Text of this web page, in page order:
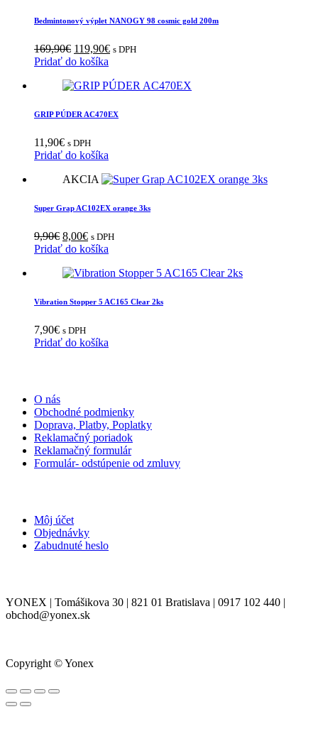
Bedmintonový výplet NANOGY 98 cosmic gold 200m
169,90€ Pôvodná
cena
169,90€.
119,90€Aktuálna
119,90€.
s DPH
Pridať do košíka
GRIP PÚDER AC470EX
11,90€ s DPH
Pridať do košíka
AKCIA
Super Grap AC102EX orange 3ks
9,90€ Pôvodná
cena
9,90€.
8,00€Aktuálna
cena
8,00€.
s DPH
Pridať do košíka
Vibration Stopper 5 AC165 Clear 2ks
7,90€ s DPH
Pridať do košíka
O nás
Obchodné podmienky
Doprava, Platby, Poplatky
Reklamačný poriadok
Reklamačný formulár
Formulár- odstúpenie od zmluvy
Môj účet
Objednávky
Zabudnuté heslo
YONEX | Tomášikova 30 | 821 01 Bratislava | 0917 102 440 |
obchod@yonex.sk
Copyright © Yonex